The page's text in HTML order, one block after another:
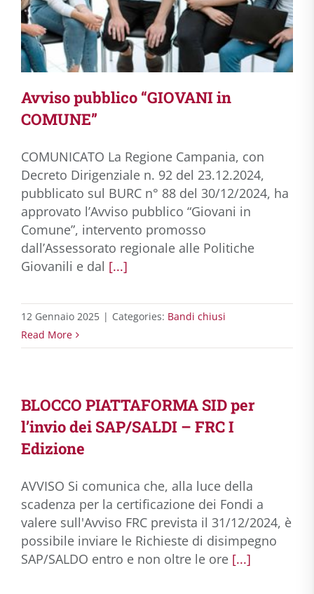
Avviso pubblico “GIOVANI in
COMUNE”
COMUNICATO La Regione Campania, con
Decreto Dirigenziale n. 92 del 23.12.2024,
pubblicato sul BURC n° 88 del 30/12/2024, ha
approvato l’Avviso pubblico “Giovani in
Comune”, intervento promosso
dall’Assessorato regionale alle Politiche
Giovanili e dal [...]
12 Gennaio 2025 | Categories: Bandi chiusi
Read More
BLOCCO PIATTAFORMA SID per
l’invio dei SAP/SALDI – FRC I
Edizione
AVVISO Si comunica che, alla luce della
scadenza per la certificazione dei Fondi a
valere sull'Avviso FRC prevista il 31/12/2024, è
possibile inviare le Richieste di disimpegno
SAP/SALDO entro e non oltre le ore [...]